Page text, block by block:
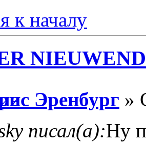
к началу
Эренбург »
писал(а):Ну